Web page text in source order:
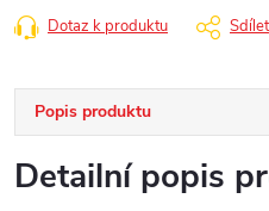
Dotaz k produktu Sdílet
Popis produktu
Detailní popis